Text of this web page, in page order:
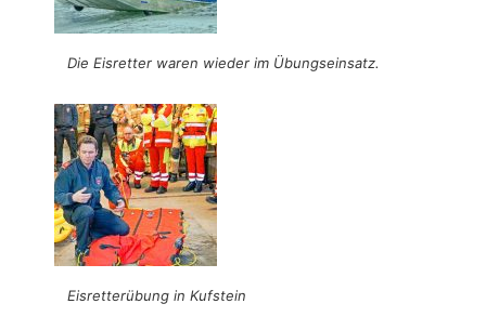
Die Eisretter waren wieder im Übungseinsatz.
Eisretterübung in Kufstein